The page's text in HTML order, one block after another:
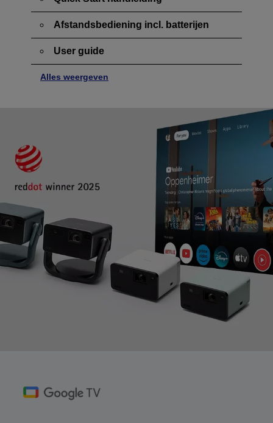
Afstandsbediening incl. batterijen
User guide
Alles weergeven